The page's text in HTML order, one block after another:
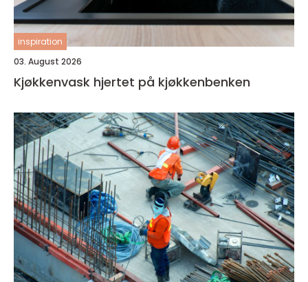
inspiration
03. August 2026
Kjøkkenvask hjertet på kjøkkenbenken